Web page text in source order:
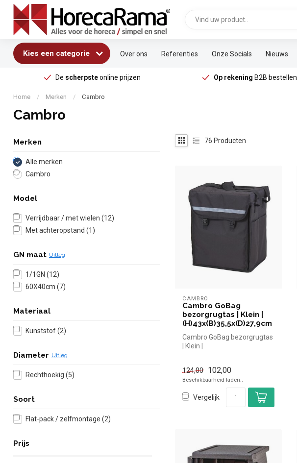
Kies een categorie Over ons Referenties Onze Socials Nieuws
De scherpsteonline prijzen Op rekening B2B bestellen
Home / Merken / Cambro
Cambro
Merken
Alle merken
Cambro
Model
Verrijdbaar / met wielen (12)
Met achteropstand (1)
GN maat Uitleg
1/1GN (12)
60X40cm (7)
Materiaal
Kunststof(2)
Diameter Uitleg
Rechthoekig (5)
Soort
Flat-pack / zelfmontage (2)
Prijs
76 Producten
CAMBRO
Cambro GoBag
bezorgrugtas | Klein |
(H)43x(B)35,5x(D)27,9cm
Cambro GoBag bezorgrugtas
| Klein |
124,00 102,00
Beschikbaarheid laden..
Vergelijk